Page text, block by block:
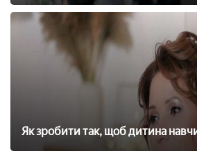
Як зробити так, щоб дитина